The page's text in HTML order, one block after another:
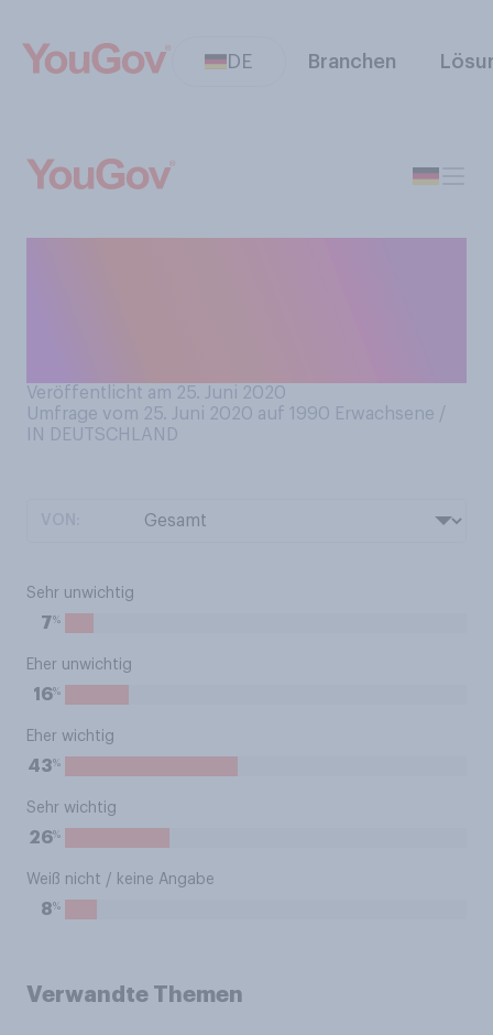
DE Branchen
Veröffentlicht am 25. Juni 2020
Umfrage vom 25. Juni 2020 auf 1990 Erwachsene /
IN DEUTSCHLAND
Sehr unwichtig
7%
Eher unwichtig
16%
Eher wichtig
43%
Sehr wichtig
26%
Weiß nicht / keine Angabe
8%
Verwandte Themen